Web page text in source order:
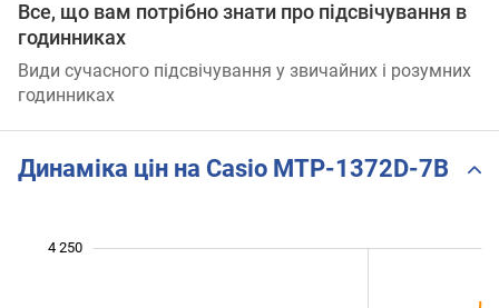
Все, що вам потрібно знати про підсвічування в
годинниках
Види сучасного підсвічування у звичайних і розумних
годинниках
Динаміка цін на Casio MTP-1372D-7B
4 250